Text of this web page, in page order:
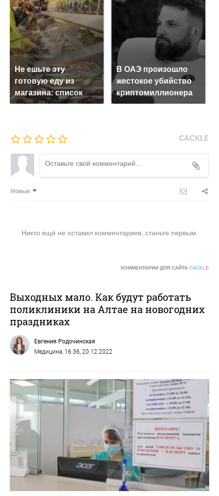
Не ешьте эту
готовую еду из
магазина: список
В ОАЭ произошло
жестокое убийство
криптомиллионера
Новые
Никто ещё не оставил комментариев, станьте первым.
КОММЕНТАРИИ ДЛЯ САЙТА CACKL E
Выходных мало. Как будут работать
поликлиники на Алтае на новогодних
праздниках
Евгения Родочинская
Медицина , 16:36, 20.12.2022